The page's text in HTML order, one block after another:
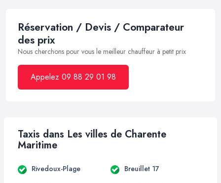
Réservation / Devis / Comparateur
des prix
Nous cherchons pour vous le meilleur chauffeur à petit prix
Appelez 09 88 29 01 98
Taxis dans Les villes de Charente
Maritime
Rivedoux-Plage Breuillet 17